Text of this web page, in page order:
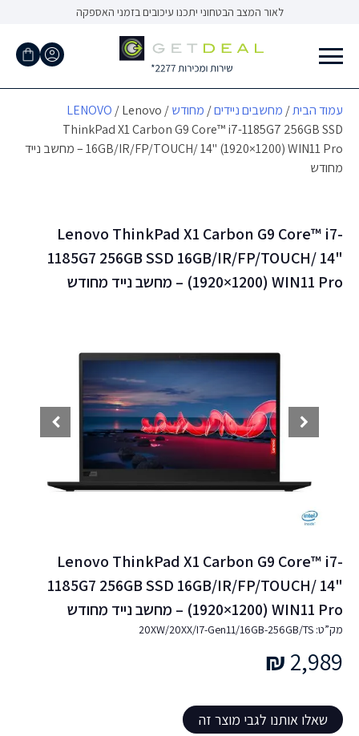
content
לאור המצב הבטחוני יתכנו עיכובים בזמני האספקה
עמוד הבית/ מחשבים ניידים/ מחודש/
LENOVO / Lenovo
ThinkPad X1 Carbon G9 Core™ i7-1185G7 256GB SSD
16GB/IR/FP/TOUCH/ 14" (1920×1200) WIN11 Pro – מחשב נייד
מחודש
Lenovo ThinkPad X1 Carbon G9 Core™ i7-
1185G7 256GB SSD 16GB/IR/FP/TOUCH/ 14"
(1920×1200) WIN11 Pro – מחשב נייד מחודש
Lenovo ThinkPad X1 Carbon G9 Core™ i7-
1185G7 256GB SSD 16GB/IR/FP/TOUCH/ 14"
(1920×1200) WIN11 Pro – מחשב נייד מחודש
מק”ט: 20XW/20XX/I7-Gen11/16GB-256GB/TS
2,989
₪
שאלו אותנו לגבי מוצר זה